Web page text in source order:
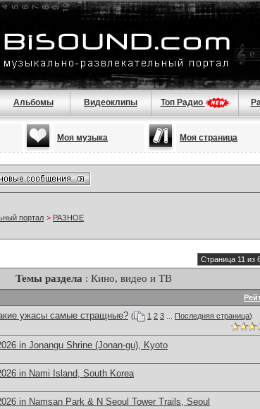
Альбомы Видеоклипы Топ Радио
Моя музыка Моя страница
портал > РАЗНОЕ
Страница 11 из
Темы раздела : Кино, видео и ТВ
ужасы самые стращные? ( 1 2 3 Последняя страница)
in Jonangu Shrine (Jonan-gu), Kyoto
in Nami Island, South Korea
in Namsan Park & N Seoul Tower Trails, Seoul